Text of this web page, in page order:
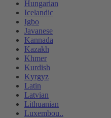
Hungarian
Icelandic
Igbo
Javanese
Kannada
Kazakh
Khmer
Kurdish
Kyrgyz
Latin
Latvian
Lithuanian
Luxembou..